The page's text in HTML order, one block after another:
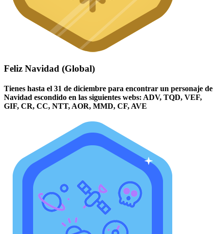
Feliz Navidad (Global)
Tienes hasta el 31 de diciembre para encontrar un personaje de
Navidad escondido en las siguientes webs: ADV, TQD, VEF,
GIF, CR, CC, NTT, AOR, MMD, CF, AVE